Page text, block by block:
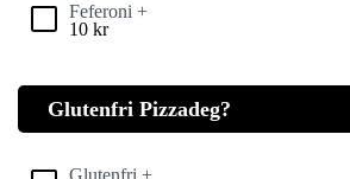
Feferoni +
10 kr
Glutenfri Pizzadeg?
Glutenfri +